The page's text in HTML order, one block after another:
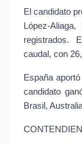
El candidato
López-
registrados.
caudal, con
España
candidato
Brasil,